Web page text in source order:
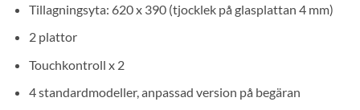
Tillagningsyta: 620 x 390 (tjocklek på glasplattan 4 mm)
2 plattor
Touchkontroll x 2
4 standardmodeller, anpassad version på begäran